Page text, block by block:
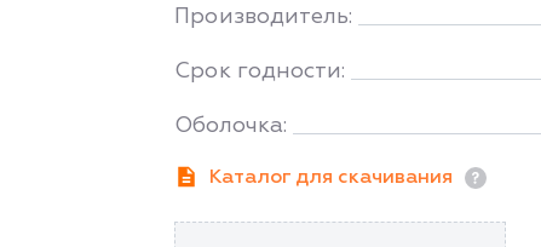
Производитель:
Срок годности:
Оболочка:
Каталог для скачивания